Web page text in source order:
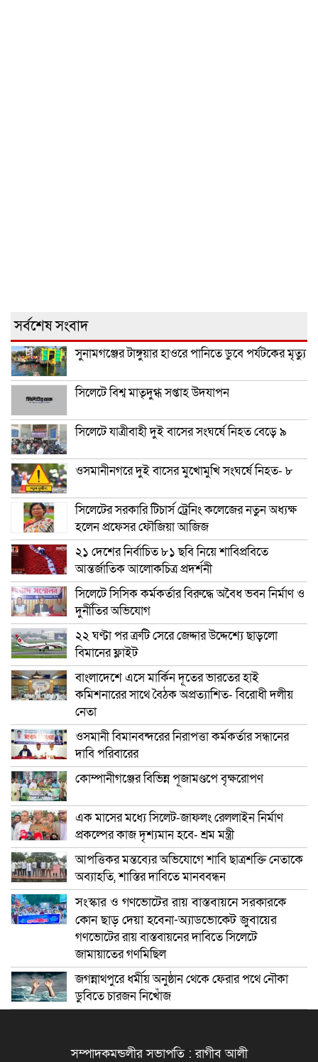
সর্বশেষ সংবাদ
সুনামগঞ্জের টাঙ্গুয়ার হাওরে পানিতে ডুবে পর্যটকের মৃত্যু
সিলেটে বিশ্ব মাতৃদুগ্ধ সপ্তাহ উদযাপন
সিলেটে যাত্রীবাহী দুই বাসের সংঘর্ষে নিহত বেড়ে ৯
ওসমানীনগরে দুই বাসের মুখোমুখি সংঘর্ষে নিহত- ৮
সিলেটের সরকারি টিচার্স ট্রেনিং কলেজের নতুন অধ্যক্ষ
হলেন প্রফেসর ফৌজিয়া আজিজ
২১ দেশের নির্বাচিত ৮১ ছবি নিয়ে শাবিপ্রবিতে
আন্তর্জাতিক আলোকচিত্র প্রদর্শনী
সিলেটে সিসিক কর্মকর্তার বিরুদ্ধে অবৈধ ভবন নির্মাণ ও
দুর্নীতির অভিযোগ
২২ ঘণ্টা পর ত্রুটি সেরে জেদ্দার উদ্দেশ্যে ছাড়লো
বিমানের ফ্লাইট
বাংলাদেশে এসে মার্কিন দূতের ভারতের হাই
কমিশনারের সাথে বৈঠক অপ্রত্যাশিত- বিরোধী দলীয়
নেতা
ওসমানী বিমানবন্দরের নিরাপত্তা কর্মকর্তার সন্ধানের
দাবি পরিবারের
কোম্পানীগঞ্জের বিভিন্ন পূজামণ্ডপে বৃক্ষরোপণ
এক মাসের মধ্যে সিলেট-জাফলং রেললাইন নির্মাণ
প্রকল্পের কাজ দৃশ্যমান হবে- শ্রম মন্ত্রী
আপত্তিকর মন্তব্যের অভিযোগে শাবি ছাত্রশক্তি নেতাকে
অব্যাহতি, শাস্তির দাবিতে মানববন্ধন
সংস্কার ও গণভোটের রায় বাস্তবায়নে সরকারকে
কোন ছাড় দেয়া হবেনা-অ্যাডভোকেট জুবায়ের
গণভোটের রায় বাস্তবায়নের দাবিতে সিলেটে
জামায়াতের গণমিছিল
জগন্নাথপুরে ধর্মীয় অনুষ্ঠান থেকে ফেরার পথে নৌকা
ডুবিতে চারজন নিখোঁজ
সম্পাদকমন্ডলীর সভাপতি : রাগীব আলী